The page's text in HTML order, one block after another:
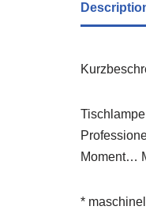
Moment…
*